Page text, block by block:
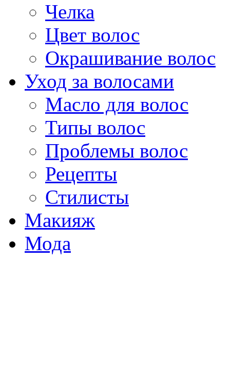
Челка
Цвет волос
Окрашивание волос
Уход за волосами
Масло для волос
Типы волос
Проблемы волос
Рецепты
Стилисты
Макияж
Мода